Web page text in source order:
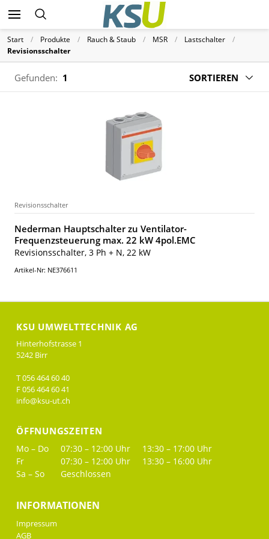
Start Produkte Rauch & Staub MSR
Lastschalter
Revisionsschalter
Gefunden: 1 SORTIEREN
Revisionsschalter
Nederman Hauptschalter zu Ventilator-
Frequenzsteuerung max. 22 kW 4pol.EMC
Revisionsschalter, 3 Ph + N, 22 kW
Artikel-Nr: NE376611
KSU UMWELTTECHNIK AG
Hinterhofstrasse 1
5242 Birr
T 056 464 60 40
F 056 464 60 41
info@ksu-ut.ch
ÖFFNUNGSZEITEN
Mo – Do 07:30 – 12:00 Uhr
13:30 – 17:00 Uhr
Fr
07:30 – 12:00 Uhr
13:30 – 16:00 Uhr
Sa – So
Geschlossen
INFORMATIONEN
Impressum
AGB